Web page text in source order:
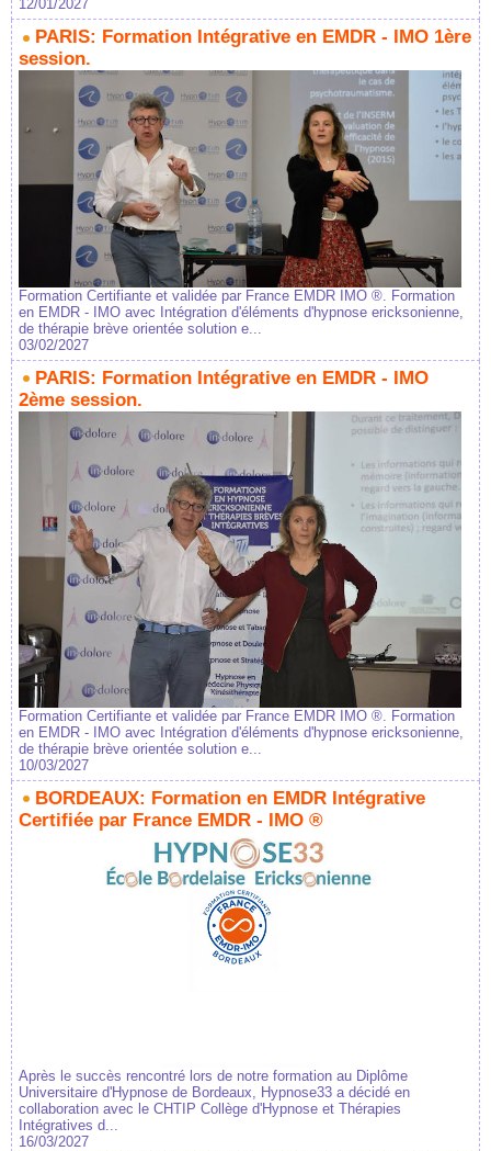
12/01/2027
PARIS: Formation Intégrative en EMDR - IMO 1ère
session.
Formation Certifiante et validée par France EMDR IMO ®. Formation
en EMDR - IMO avec Intégration d'éléments d'hypnose ericksonienne,
de thérapie brève orientée solution e...
03/02/2027
PARIS: Formation Intégrative en EMDR - IMO
2ème session.
Formation Certifiante et validée par France EMDR IMO ®. Formation
en EMDR - IMO avec Intégration d'éléments d'hypnose ericksonienne,
de thérapie brève orientée solution e...
10/03/2027
BORDEAUX: Formation en EMDR Intégrative
Certifiée par France EMDR - IMO ®
Après le succès rencontré lors de notre formation au Diplôme
Universitaire d'Hypnose de Bordeaux, Hypnose33 a décidé en
collaboration avec le CHTIP Collège d'Hypnose et Thérapies
Intégratives d...
16/03/2027